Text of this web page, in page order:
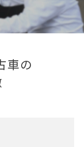
車の